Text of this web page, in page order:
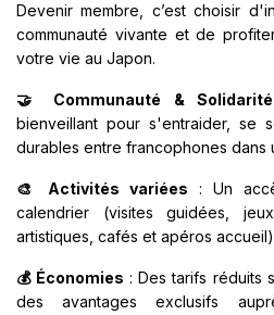
Devenir membre, c’est choisir
communauté vivante et de
votre vie au Japon.
🤝 Communauté & Solidarité
bienveillant pour s'entraider, se
durables entre francophones dans
🎨 Activités variées : Un
calendrier (visites guidées,
artistiques, cafés et apéros
💰 Économies : Des tarifs réduits
des avantages exclusifs